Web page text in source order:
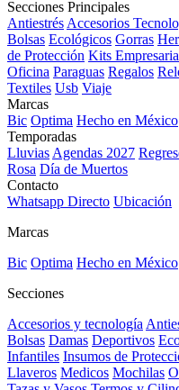
Secciones Principales
Antiestrés Accesorios
Bolsas Ecológicos Gorras
de Protección Kits
Oficina Paraguas Regalos
Textiles Usb Viaje
Marcas
Bic Optima Hecho en México
Temporadas
Lluvias Agendas 2027
Rosa Día de Muertos
Contacto
Whatsapp Directo Ubicación
Marcas
Bic Optima Hecho en México
Secciones
Accesorios y tecnología
Bolsas Damas Deportivos
Infantiles Insumos de
Llaveros Medicos Mochilas